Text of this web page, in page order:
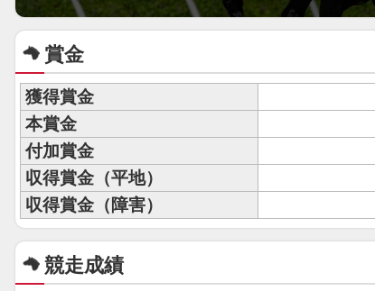
賞金
獲得賞金
本賞金
付加賞金
収得賞金（平地）
収得賞金（障害）
競走成績